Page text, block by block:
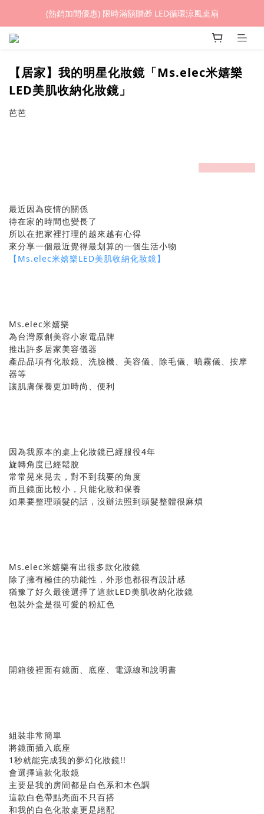
(熱銷加開優惠) 限時滿額贈🎁 LED循環涼風桌扇
(熱銷加開優惠) 限時滿額贈🎁 LED循環涼風桌扇
城鎮韌性(防空)演習期間，網頁載入速度可能延遲。
(熱銷加開優惠) 限時滿額贈🎁 LED循環涼風桌扇
【居家】我的明星化妝鏡「Ms.elec米嬉樂
LED美肌收納化妝鏡」
芭芭
prev
最近因為疫情的關係
待在家的時間也變長了
所以在把家裡打理的越來越有心得
來分享一個最近覺得最划算的一個生活小物
【Ms.elec米嬉樂LED美肌收納化妝鏡】
Ms.elec米嬉樂
為台灣原創美容小家電品牌
推出許多居家美容儀器
產品品項有化妝鏡、洗臉機、美容儀、除毛儀、噴霧儀、按摩
器等
讓肌膚保養更加時尚、便利
因為我原本的桌上化妝鏡已經服役4年
旋轉角度已經鬆脫
常常晃來晃去，對不到我要的角度
而且鏡面比較小，只能化妝和保養
如果要整理頭髮的話，沒辦法照到頭髮整體很麻煩
Ms.elec米嬉樂有出很多款化妝鏡
除了擁有極佳的功能性，外形也都很有設計感
猶豫了好久最後選擇了這款LED美肌收納化妝鏡
包裝外盒是很可愛的粉紅色
開箱後裡面有鏡面、底座、電源線和說明書
組裝非常簡單
將鏡面插入底座
1秒就能完成我的夢幻化妝鏡!!
會選擇這款化妝鏡
主要是我的房間都是白色系和木色調
這款白色帶點亮面不只百搭
和我的白色化妝桌更是絕配